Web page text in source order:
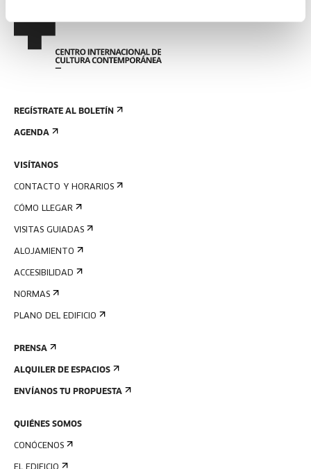
REGÍSTRATE AL BOLETÍN
AGENDA
VISÍTANOS
CONTACTO Y HORARIOS
CÓMO LLEGAR
VISITAS GUIADAS
ALOJAMIENTO
ACCESIBILIDAD
NORMAS
PLANO DEL EDIFICIO
PRENSA
ALQUILER DE ESPACIOS
ENVÍANOS TU PROPUESTA
QUIÉNES SOMOS
CONÓCENOS